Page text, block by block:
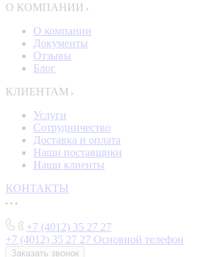
О КОМПАНИИ
О компании
Документы
Отзывы
Блог
КЛИЕНТАМ
Услуги
Сотрудничество
Доставка и оплата
Наши поставщики
Наши клиенты
КОНТАКТЫ
+7 (4012) 35 27 27
+7 (4012) 35 27 27 Основной телефон
Заказать звонок